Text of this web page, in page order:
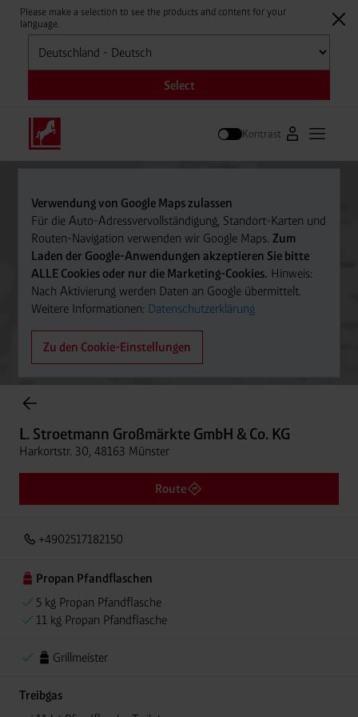
Please make a selection to see the products and content for your
language.
Auswählen
Select
Suche
Kontrast Zum
L. Stroetmann Großmärkte GmbH & Co. KG
Harkortstr. 30, 48163 Münster
Route
+4902517182150
Propan Pfandflaschen
5 kg Propan Pfandflasche
11 kg Propan Pfandflasche
Grillmeister
Treibgas
Onlineshop Flaschengase
Verwendung von Google Maps zulassen
Für die Auto-Adressvervollständigung, Standort-Karten und
Routen-Navigation verwenden wir Google Maps. Zum
Laden der Google-Anwendungen akzeptieren Sie bitte
ALLE Cookies oder nur die Marketing-Cookies. Hinweis:
Nach Aktivierung werden Daten an Google übermittelt.
Weitere Informationen: Datenschutzerklärung
Zu den Cookie-Einstellungen